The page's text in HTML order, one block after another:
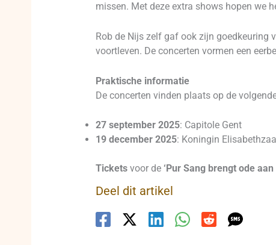
missen. Met deze extra shows hopen we
Rob de Nijs zelf gaf ook zijn goedkeuring
voortleven. De concerten vormen een
Praktische informatie
De concerten vinden plaats op de
27 september 2025: Capitole Gent
19 december 2025: Koningin
Ticketsvoor de ‘Pur Sang brengt ode aan
Deel dit artikel